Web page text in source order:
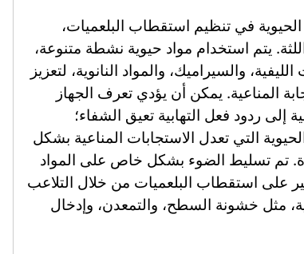
في تنظيم استقطاب البلعميات،
يتم استخدام مواد حيوية نشطة متنوعة،
والسيراميك، والمواد النانوية، لتعزيز
المناعية. يمكن أن يؤدي تعرف الجهاز
إلى ردود فعل التهابية تعيق الشفاء؛
التي تعدل الاستجابات المناعية بشكل
تم تسليط الضوء بشكل خاص على المواد
على استقطاب البلعميات من خلال التلاعب
مثل خشونة السطح، والتمعدن، وإدخال